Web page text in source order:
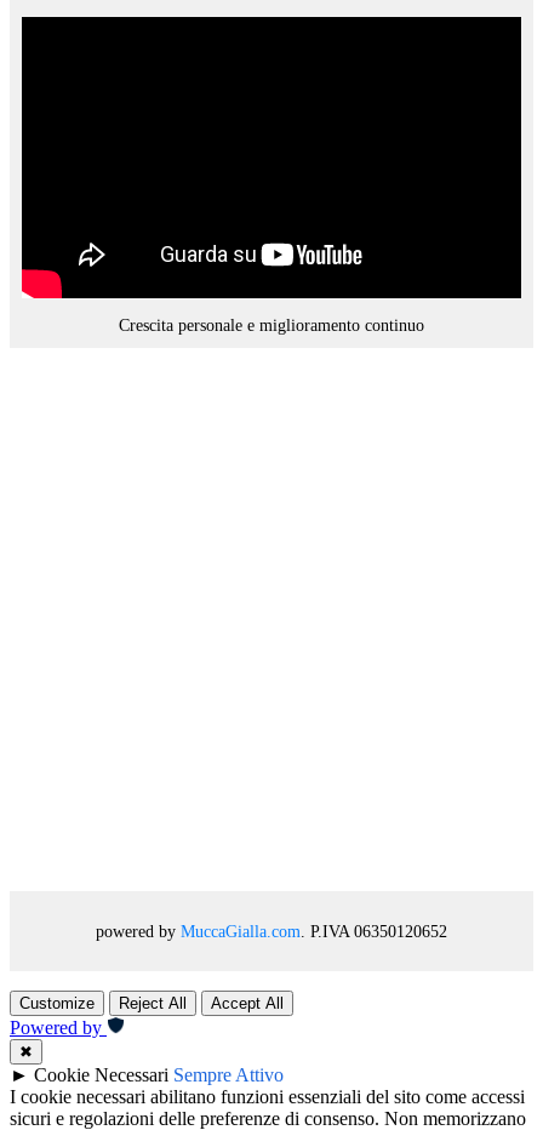
Crescita personale e miglioramento continuo
powered by MuccaGialla.com . P.IVA 06350120652
Customize Reject All Accept All
Powered by
✖
► Cookie Necessari Sempre Attivo
I cookie necessari abilitano funzioni essenziali del sito come accessi
sicuri e regolazioni delle preferenze di consenso. Non memorizzano